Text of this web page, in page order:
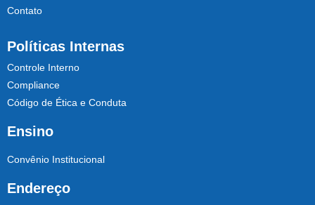
Contato
Políticas Internas
Controle Interno
Compliance
Código de Ética e Conduta
Ensino
Convênio Institucional
Endereço